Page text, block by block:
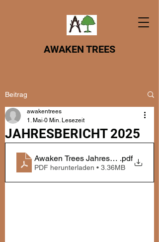
AWAKEN TREES
Beitrag
JAHRESBERICHT 2025
awakentrees
1. Mai 0 Min. Lesezeit
Awaken Trees Jahresbericht 2025
.pdf
PDF herunterladen • 3.36MB